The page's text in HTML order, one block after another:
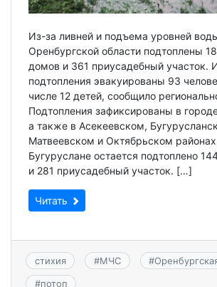
Из-за ливней и подъема уровней
Оренбургской области подтоплены
домов и 361 приусадебный участок.
подтопления эвакуированы 93
числе 12 детей, сообщило
Подтопления зафиксированы в
а также в Асекеевском,
Матвеевском и Октябрьском
Бугуруслане остается подтоплено
и 281 приусадебный участок. […]
Читать
стихия #МЧС #
#потоп